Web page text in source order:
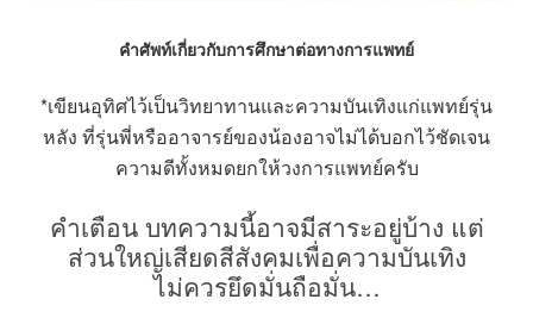
คำศัพท์เกี่ยวกับการศึกษาต่อทางการแพทย์
*เขียนอุทิศไว้เป็นวิทยาทานและความบันเทิงแก่แพทย์รุ่น
หลัง ที่รุ่นพี่หรืออาจารย์ของน้องอาจไม่ได้บอกไว้ชัดเจน
ความดีทั้งหมดยกให้วงการแพทย์ครับ
คำเตือน บทความนี้อาจมีสาระอยู่บ้าง แต่
ส่วนใหญ่เสียดสีสังคมเพื่อความบันเทิง
ไม่ควรยึดมั่นถือมั่น…